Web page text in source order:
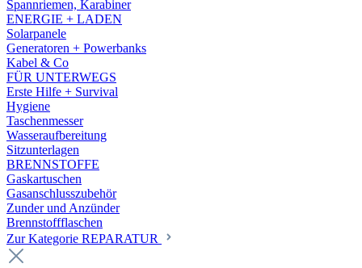
Spannriemen, Karabiner
ENERGIE + LADEN
Solarpanele
Generatoren + Powerbanks
Kabel & Co
FÜR UNTERWEGS
Erste Hilfe + Survival
Hygiene
Taschenmesser
Wasseraufbereitung
Sitzunterlagen
BRENNSTOFFE
Gaskartuschen
Gasanschlusszubehör
Zunder und Anzünder
Brennstoffflaschen
Zur Kategorie REPARATUR